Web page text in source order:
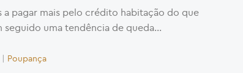
a pagar mais pelo crédito habitação do que
seguido uma tendência de queda...
Poupança